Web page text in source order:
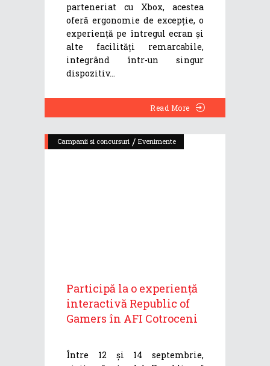
parteneriat cu Xbox, acestea
oferă ergonomie de excepție, o
experiență pe întregul ecran și
alte facilități remarcabile,
integrând într-un singur
dispozitiv
Read More
Campanii si concursuri / Evenimente
Participă la o experiență
interactivă Republic of
Gamers în AFI Cotroceni
Între 12 și 14 septembrie,